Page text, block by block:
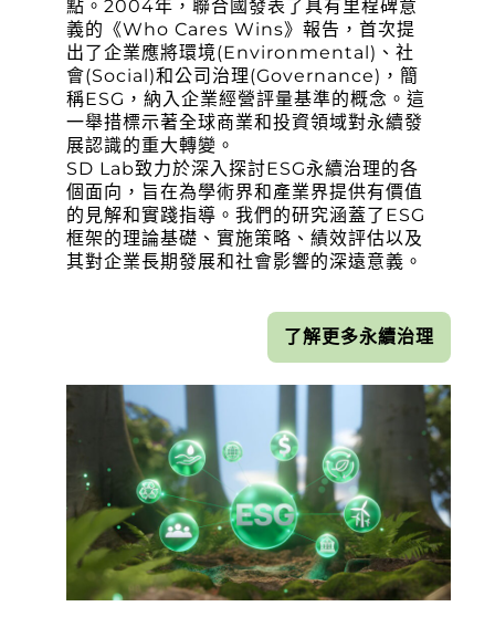
點。2004年，聯合國發表了具有里程碑意
義的《Who Cares Wins》報告，首次提
出了企業應將環境(Environmental)、社
會(Social)和公司治理(Governance)，簡
稱ESG，納入企業經營評量基準的概念。這
一舉措標示著全球商業和投資領域對永續發
展認識的重大轉變。
SD Lab致力於深入探討ESG永續治理的各
個面向，旨在為學術界和產業界提供有價值
的見解和實踐指導。我們的研究涵蓋了ESG
框架的理論基礎、實施策略、績效評估以及
其對企業長期發展和社會影響的深遠意義。
了解更多永續治理